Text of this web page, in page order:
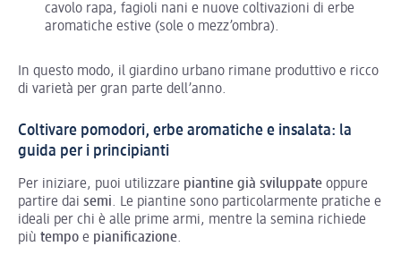
cavolo rapa, fagioli nani e nuove coltivazioni di erbe
aromatiche estive (sole o mezz’ombra).
In questo modo, il giardino urbano rimane produttivo e ricco
di varietà per gran parte dell’anno.
Coltivare pomodori, erbe aromatiche e insalata: la
guida per i principianti
Per iniziare, puoi utilizzare piantine già sviluppate oppure
partire dai semi. Le piantine sono particolarmente pratiche e
ideali per chi è alle prime armi, mentre la semina richiede
più tempo e pianificazione.